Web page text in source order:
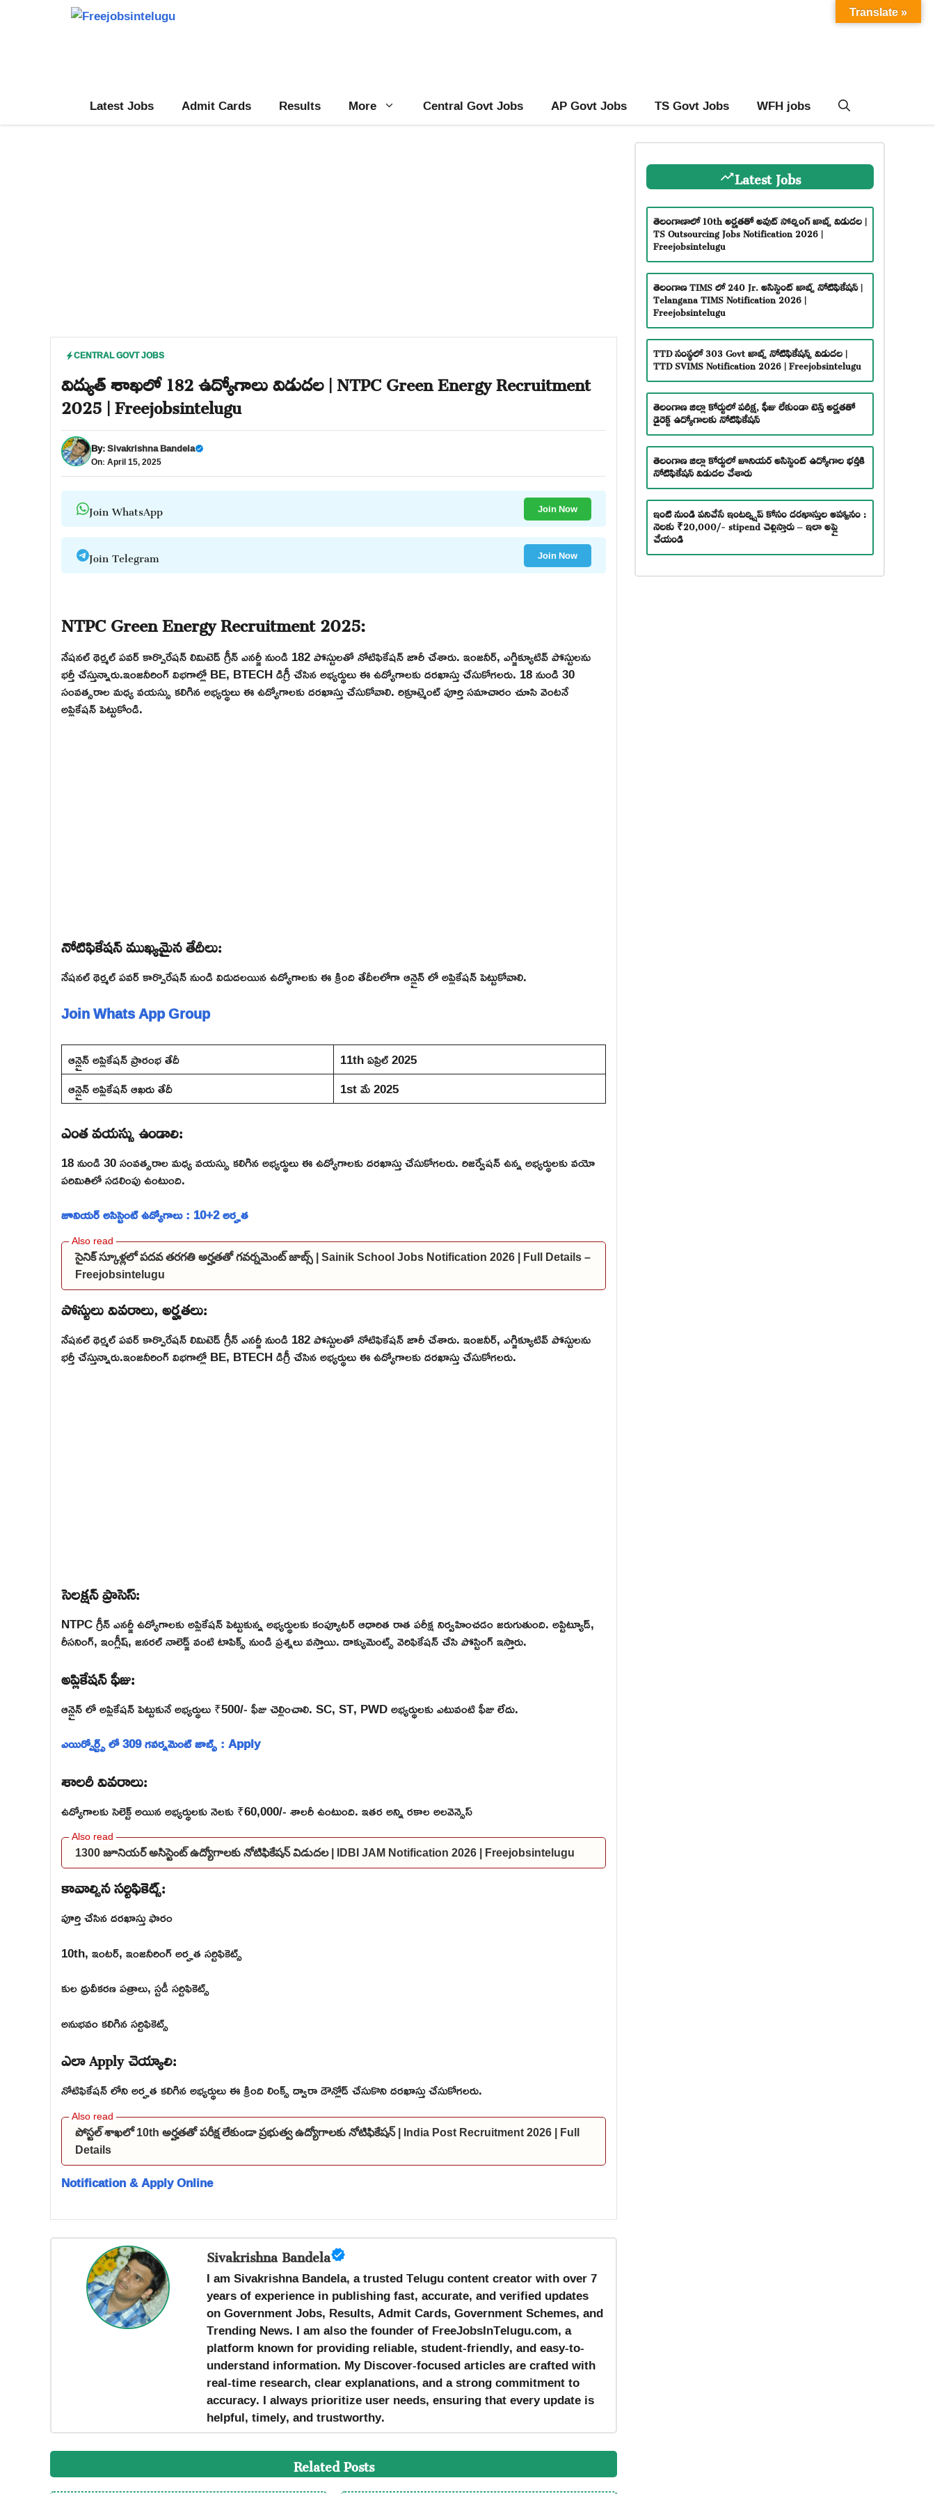
Latest Jobs Admit Cards Results More Central Govt Jobs AP Govt Jobs TS Govt Jobs WFH jobs
CENTRAL GOVT JOBS
విద్యుత్ శాఖలో 182 ఉద్యోగాలు విడుదల | NTPC Green Energy Recruitment
2025 | Freejobsintelugu
By:Sivakrishna Bandela
On: April 15, 2025
Join WhatsApp Join Now
Join Telegram Join Now
NTPC Green Energy Recruitment 2025:
నేషనల్ థెర్మల్ పవర్ కార్పొరేషన్ లిమిటెడ్ గ్రీన్ ఎనర్జీ నుండి 182 పోస్టులతో నోటిఫికేషన్ జారీ చేశారు. ఇంజనీర్, ఎగ్జిక్యూటివ్ పోస్టులను
భర్తీ చేస్తున్నారు.ఇంజనీరింగ్ విభగాల్లో BE, BTECH డిగ్రీ చేసిన అభ్యర్థులు ఈ ఉద్యోగాలకు దరఖాస్తు చేసుకోగలరు. 18 నుండి 30
సంవత్సరాల మధ్య వయస్సు కలిగిన అభ్యర్థులు ఈ ఉద్యోగాలకు దరఖాస్తు చేసుకోవాలి. రిక్రూట్మెంట్ పూర్తి సమాచారం చూసి వెంటనే
అప్లికేషన్ పెట్టుకోండి.
నోటిఫికేషన్ ముఖ్యమైన తేదీలు:
నేషనల్ థెర్మల్ పవర్ కార్పొరేషన్ నుండి విడుదలయిన ఉద్యోగాలకు ఈ క్రింది తేదీలలోగా ఆన్లైన్ లో అప్లికేషన్ పెట్టుకోవాలి.
Join Whats App Group
ఆన్లైన్ అప్లికేషన్ ప్రారంభ తేదీ
11th ఏప్రిల్ 2025
ఆన్లైన్ అప్లికేషన్ ఆఖరు తేదీ
1st మే 2025
ఎంత వయస్సు ఉండాలి:
18 నుండి 30 సంవత్సరాల మధ్య వయస్సు కలిగిన అభ్యర్థులు ఈ ఉద్యోగాలకు దరఖాస్తు చేసుకోగలరు. రిజర్వేషన్ ఉన్న అభ్యర్థులకు వయో
పరిమితిలో సడలింపు ఉంటుంది.
జూనియర్ అసిస్టెంట్ ఉద్యోగాలు : 10+2 అర్హత
సైనిక్ స్కూళ్లలో పదవ తరగతి అర్హతతో గవర్నమెంట్ జాబ్స్ | Sainik School Jobs Notification 2026 | Full Details –
Freejobsintelugu
పోస్టులు వివరాలు, అర్హతలు:
నేషనల్ థెర్మల్ పవర్ కార్పొరేషన్ లిమిటెడ్ గ్రీన్ ఎనర్జీ నుండి 182 పోస్టులతో నోటిఫికేషన్ జారీ చేశారు. ఇంజనీర్, ఎగ్జిక్యూటివ్ పోస్టులను
భర్తీ చేస్తున్నారు.ఇంజనీరింగ్ విభగాల్లో BE, BTECH డిగ్రీ చేసిన అభ్యర్థులు ఈ ఉద్యోగాలకు దరఖాస్తు చేసుకోగలరు.
సెలక్షన్ ప్రాసెస్:
NTPC గ్రీన్ ఎనర్జీ ఉద్యోగాలకు అప్లికేషన్ పెట్టుకున్న అభ్యర్థులకు కంప్యూటర్ ఆధారిత రాత పరీక్ష నిర్వహించడం జరుగుతుంది. అప్టిట్యూడ్,
రీసనింగ్, ఇంగ్లీష్, జనరల్ నాలెడ్జ్ వంటి టాపిక్స్ నుండి ప్రశ్నలు వస్తాయి. డాక్యుమెంట్స్ వెరిఫికేషన్ చేసి పోస్టింగ్ ఇస్తారు.
అప్లికేషన్ ఫీజు:
ఆన్లైన్ లో అప్లికేషన్ పెట్టుకునే అభ్యర్థులు ₹500/- ఫీజు చెల్లించాలి. SC, ST, PWD అభ్యర్థులకు ఎటువంటి ఫీజు లేదు.
ఎయిర్పోర్ట్స్ లో 309 గవర్నమెంట్ జాబ్స్ : Apply
శాలరీ వివరాలు:
ఉద్యోగాలకు సెలెక్ట్ అయిన అభ్యర్థులకు నెలకు ₹60,000/- శాలరీ ఉంటుంది. ఇతర అన్ని రకాల అలవెన్సెస్
1300 జూనియర్ అసిస్టెంట్ ఉద్యోగాలకు నోటిఫికేషన్ విడుదల | IDBI JAM Notification 2026 | Freejobsintelugu
కావాల్సిన సర్టిఫికెట్స్:
పూర్తి చేసిన దరఖాస్తు ఫారం
10th, ఇంటర్, ఇంజనీరింగ్ అర్హత సర్టిఫికెట్స్
కుల ధ్రువీకరణ పత్రాలు, స్టడీ సర్టిఫికెట్స్
అనుభవం కలిగిన సర్టిఫికెట్స్
ఎలా Apply చెయ్యాలి:
నోటిఫికేషన్ లోని అర్హత కలిగిన అభ్యర్థులు ఈ క్రింది లింక్స్ ద్వారా డౌన్లోడ్ చేసుకొని దరఖాస్తు చేసుకోగలరు.
పోస్టల్ శాఖలో 10th అర్హతతో పరీక్ష లేకుండా ప్రభుత్వ ఉద్యోగాలకు నోటిఫికేషన్ | India Post Recruitment 2026 | Full
Details
Notification & Apply Online
Sivakrishna Bandela
I am Sivakrishna Bandela, a trusted Telugu content creator with over 7
years of experience in publishing fast, accurate, and verified updates
on Government Jobs, Results, Admit Cards, Government Schemes, and
Trending News. I am also the founder of FreeJobsInTelugu.com, a
platform known for providing reliable, student-friendly, and easy-to-
understand information. My Discover-focused articles are crafted with
real-time research, clear explanations, and a strong commitment to
accuracy. I always prioritize user needs, ensuring that every update is
helpful, timely, and trustworthy.
Related Posts
Latest Jobs
తెలంగాణాలో 10th అర్హతతో అవుట్ సోర్సింగ్ జాబ్స్ విడుదల |
TS Outsourcing Jobs Notification 2026 |
Freejobsintelugu
తెలంగాణ TIMS లో 240 Jr. అసిస్టెంట్ జాబ్స్ నోటిఫికేషన్ |
Telangana TIMS Notification 2026 |
Freejobsintelugu
TTD సంస్థలో 303 Govt జాబ్స్ నోటిఫికేషన్స్ విడుదల |
TTD SVIMS Notification 2026 | Freejobsintelugu
తెలంగాణ జిల్లా కోర్టులో పరీక్ష, ఫీజు లేకుండా టెన్త్ అర్హతతో
డైరెక్ట్ ఉద్యోగాలకు నోటిఫికేషన్
తెలంగాణ జిల్లా కోర్టులో జూనియర్ అసిస్టెంట్ ఉద్యోగాల భర్తీకి
నోటిఫికేషన్ విడుదల చేశారు
ఇంటి నుండి పనిచేసే ఇంటర్న్షిప్ కోసం దరఖాస్తుల ఆహ్వానం :
నెలకు ₹20,000/- stipend చెల్లిస్తారు – ఇలా అప్లై
చేయండి
Translate »